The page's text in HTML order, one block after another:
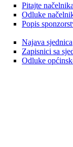
Pitajte
Odluke
Popis
Najava sjednica
Zapisnici sa
Odluke